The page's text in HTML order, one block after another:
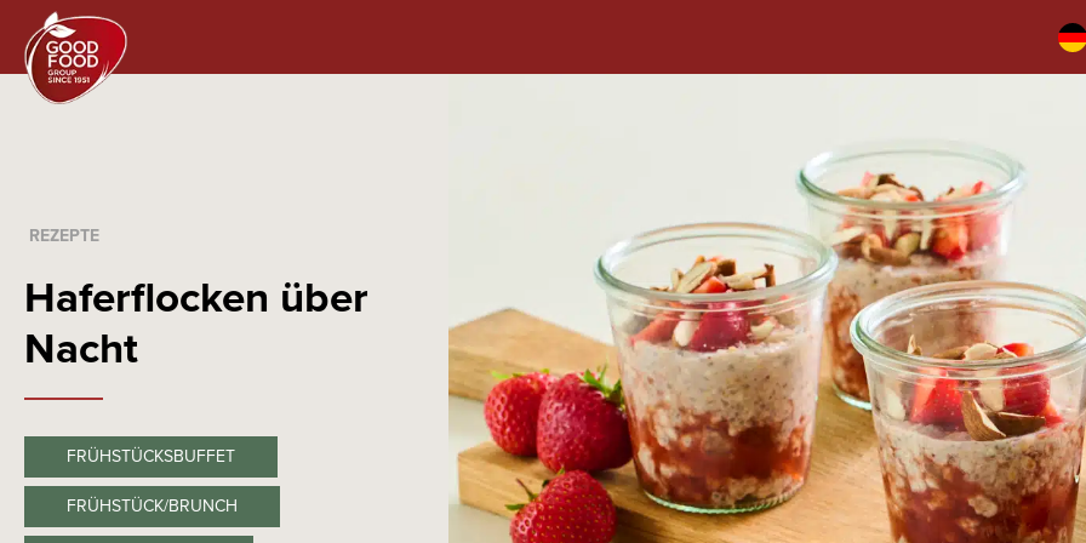
REZEPTE
Haferflocken über
Nacht
FRÜHSTÜCKSBUFFET
FRÜHSTÜCK/BRUNCH